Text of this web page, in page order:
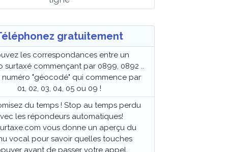
gratuitement
les correspondances entre un
surtaxé commençant par 0899, 0892 ..
numéro "géocodé" qui commence par
01, 02, 03, 04, 05 ou 09 !
du temps ! Stop au temps perdu
les répondeurs automatiques!
vous donne un aperçu du
vocal pour savoir quelles touches
avant de passer votre appel.